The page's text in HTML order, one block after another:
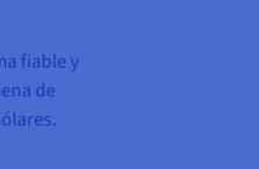
fiable y
de